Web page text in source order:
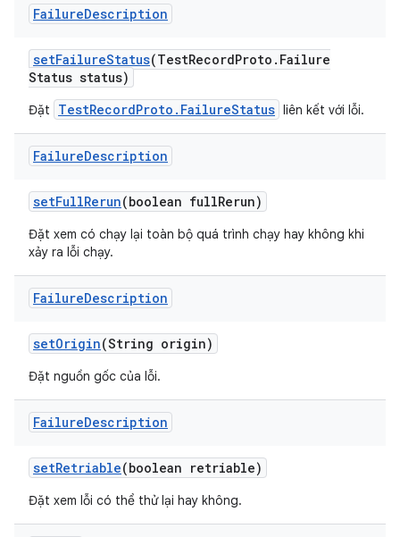
FailureDescription
setFailureStatus(TestRecordProto . Failure
Status status)
Đặt TestRecordProto.FailureStatus liên kết với lỗi.
FailureDescription
setFullRerun(boolean fullRerun)
Đặt xem có chạy lại toàn bộ quá trình chạy hay không khi
xảy ra lỗi chạy.
FailureDescription
setOrigin(String origin)
Đặt nguồn gốc của lỗi.
FailureDescription
setRetriable(boolean retriable)
Đặt xem lỗi có thể thử lại hay không.